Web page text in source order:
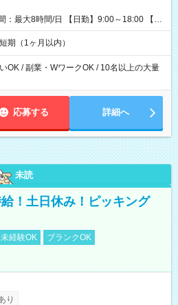
┗研修手当の一部(9，000円)は手渡しで支
(500円×3日間） ┗研修期間中も交通費全
：最大8時間/日 【日勤】9:00～18:00 【夜
ます◎ ・シフトの申告は電話・メールで
合わせて好きな時など、自由に働けます
期（1ヶ月以内）
OK / 副業・WワークOK / 10名以上の大量
応募する 詳細へ
未読
！土日休み！ピッキング
経験OK
ブランクOK
り